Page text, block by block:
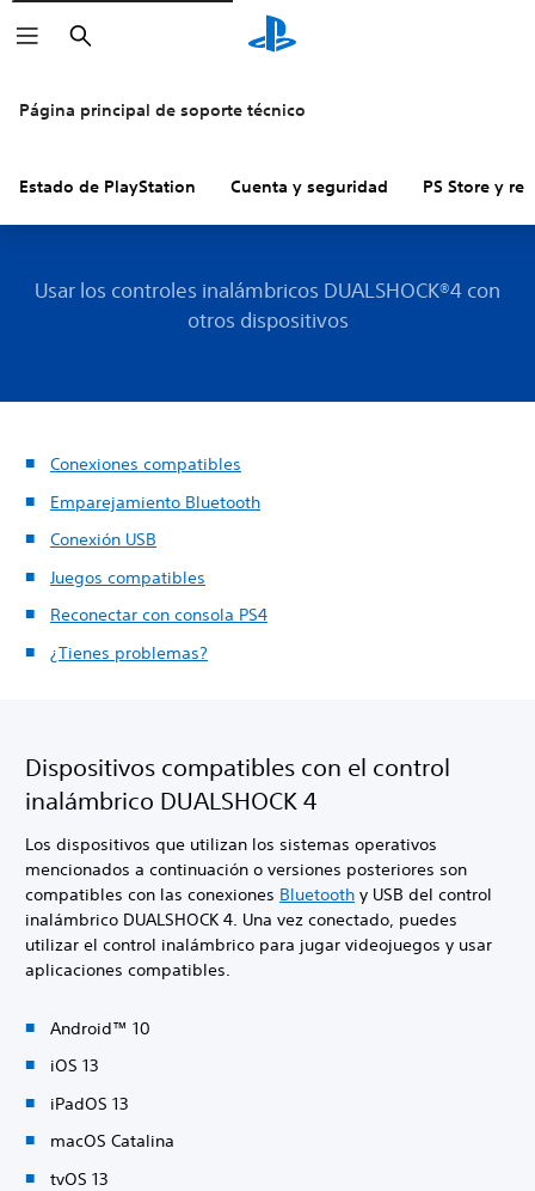
Buscar
Página principal de soporte técnico
Estado de PlayStation Cuenta y seguridad PS Store y
Usar los controles inalámbricos DUALSHOCK®4 con
otros dispositivos
Conexiones compatibles
Emparejamiento Bluetooth
Conexión USB
Juegos compatibles
Reconectar con consola PS4
¿Tienes problemas?
Dispositivos compatibles con el control
inalámbrico DUALSHOCK 4
Los dispositivos que utilizan los sistemas operativos
mencionados a continuación o versiones posteriores son
compatibles con las conexiones Bluetooth y USB del control
inalámbrico DUALSHOCK 4. Una vez conectado, puedes
utilizar el control inalámbrico para jugar videojuegos y usar
aplicaciones compatibles.
Android™ 10
iOS 13
iPadOS 13
macOS Catalina
tvOS 13